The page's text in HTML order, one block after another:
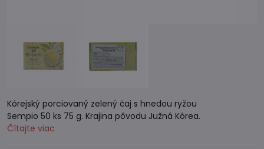
Kórejský porciovaný zelený čaj s hnedou ryžou
Sempio 50 ks 75 g. Krajina pôvodu Južná Kórea.
Čítajte viac